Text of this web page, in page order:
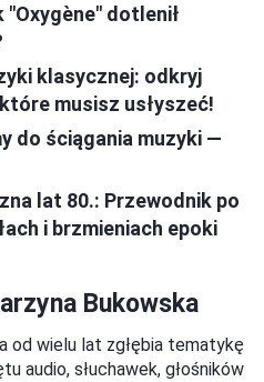
dotlenił
klasycznej: odkryj
musisz usłyszeć!
do ściągania muzyki —
lat 80.: Przewodnik po
i brzmieniach epoki
Bukowska
od wielu lat zgłębia tematykę
audio, słuchawek, głośników